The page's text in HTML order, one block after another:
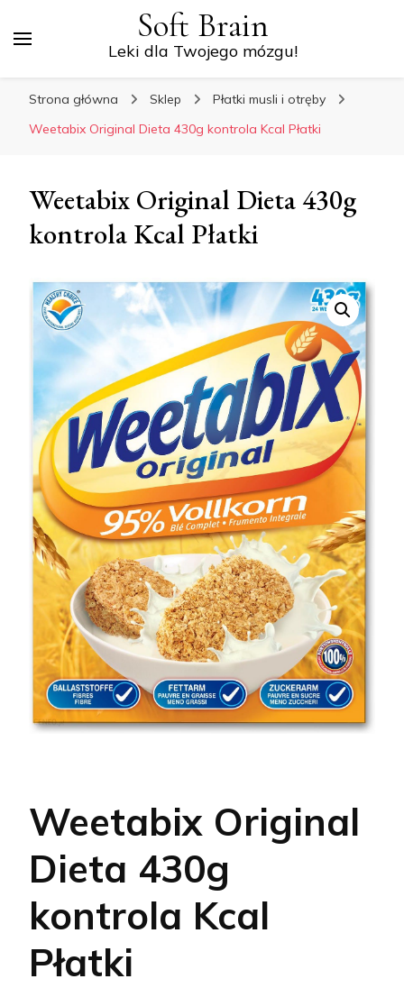
Soft Brain
Leki dla Twojego mózgu!
Strona główna Sklep
Płatki musli i otręby
Weetabix Original Dieta 430g kontrola Kcal Płatki
Weetabix Original Dieta 430g
kontrola Kcal Płatki
Weetabix Original
Dieta 430g
kontrola Kcal
Płatki